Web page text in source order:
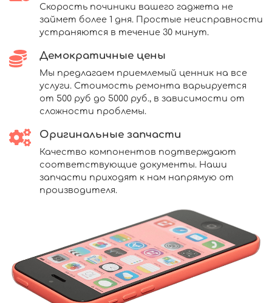
Скорость починики вашего гаджета не
займет более 1 дня. Простые неисправности
устраняются в течение 30 минут.
Демократичные цены
Мы предлагаем приемлемый ценник на все
услуги. Стоимость ремонта варьируется
от 500 руб до 5000 руб., в зависимости от
сложности проблемы.
Оригинальные запчасти
Качество компонентов подтверждают
соответствующие документы. Наши
запчасти приходят к нам напрямую от
производителя.